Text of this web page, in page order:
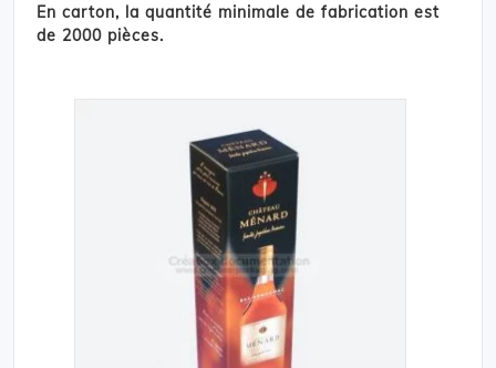
En carton, la quantité minimale de fabrication est
de 2000 pièces.